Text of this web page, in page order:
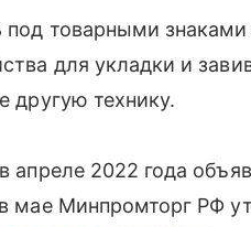
под товарными
для укладки и
другую технику.
апреле 2022 года
мае Минпромторг РФ